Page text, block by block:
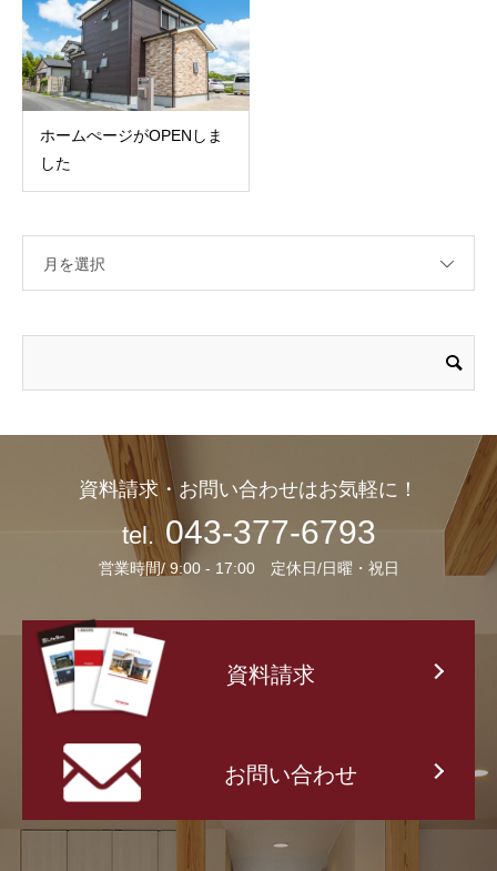
ホームぺージがOPENしま
した
月を選択
資料請求・お問い合わせはお気軽に！
tel. 043-377-6793
営業時間/ 9:00 - 17:00 定休日/日曜・祝日
資料請求
お問い合わせ